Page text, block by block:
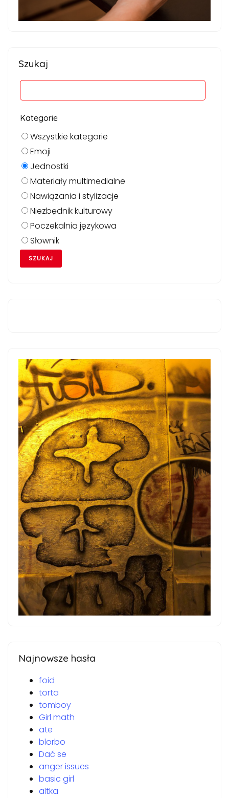
Szukaj
Kategorie
Wszystkie kategorie
Emoji
Jednostki
Materiały multimedialne
Nawiązania i stylizacje
Niezbędnik kulturowy
Poczekalnia językowa
Słownik
Najnowsze hasła
foid
torta
tomboy
Girl math
ate
blorbo
Dać se
anger issues
basic girl
altka